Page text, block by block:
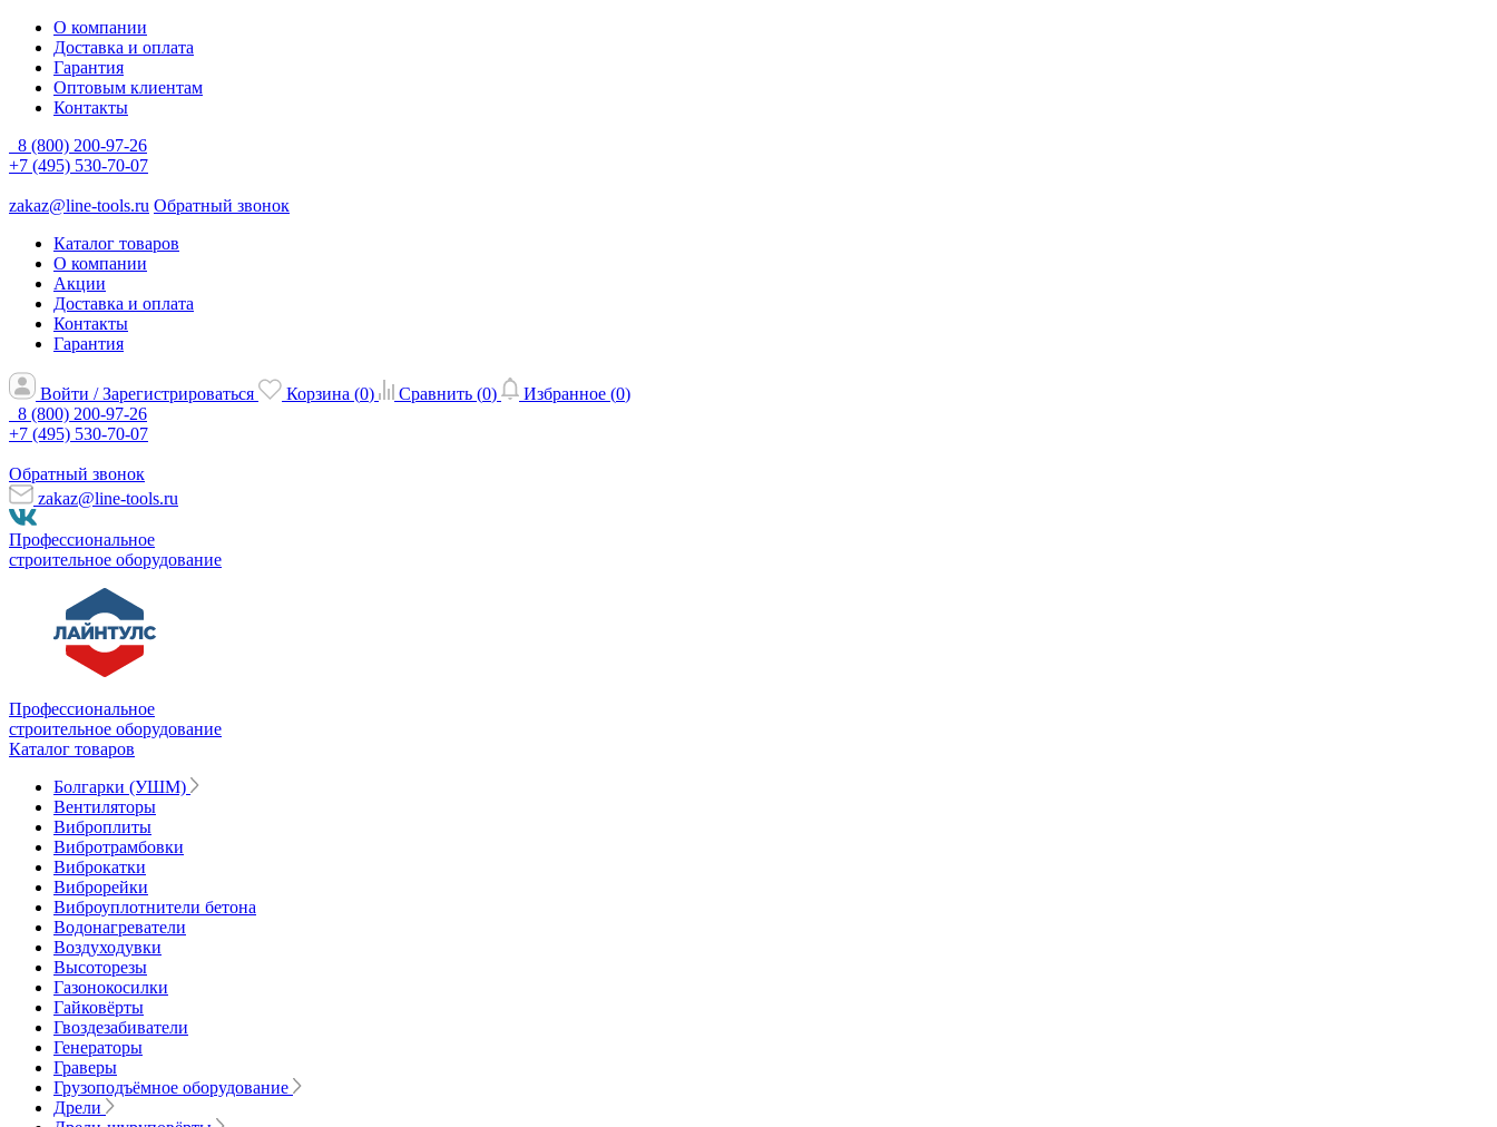
О компании
Доставка и оплата
Гарантия
Оптовым клиентам
Контакты
8 (800) 200-97-26
+7 (495) 530-70-07
zakaz@line-tools.ru Обратный звонок
Каталог товаров
О компании
Акции
Доставка и оплата
Контакты
Гарантия
Войти / Зарегистрироваться Корзина (0) Сравнить (0) Избранное (0)
8 (800) 200-97-26
+7 (495) 530-70-07
Обратный звонок
zakaz@line-tools.ru
Профессиональное
строительное оборудование
Профессиональное
строительное оборудование
Каталог товаров
Болгарки (УШМ)
Вентиляторы
Виброплиты
Вибротрамбовки
Виброкатки
Виброрейки
Виброуплотнители бетона
Водонагреватели
Воздуходувки
Высоторезы
Газонокосилки
Гайковёрты
Гвоздезабиватели
Генераторы
Граверы
Грузоподъёмное оборудование
Дрели